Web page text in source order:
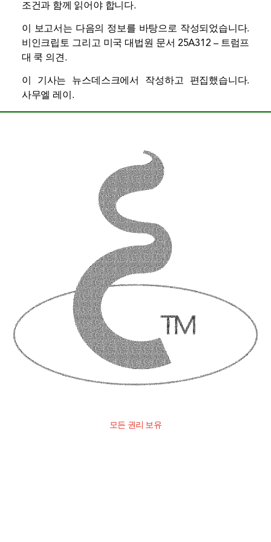
조건과 함께 읽어야 합니다.
이 보고서는 다음의 정보를 바탕으로 작성되었습니다.
비인크립토 그리고 미국 대법원 문서 25A312 – 트럼프
대 쿡 의견.
이 기사는 뉴스데스크에서 작성하고 편집했습니다.
사무엘 레이 .
모든 권리 보유